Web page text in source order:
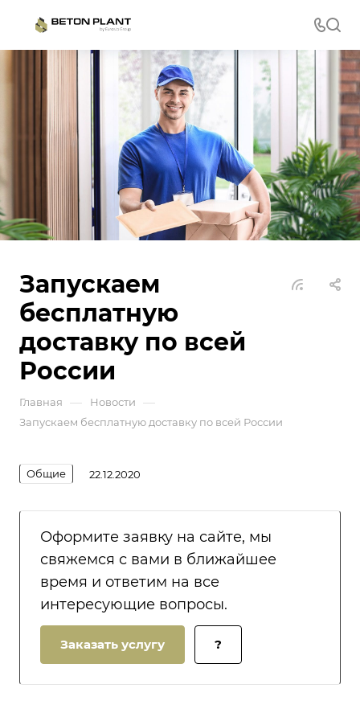
Запускаем
бесплатную
доставку по всей
России
Главная — Новости —
Запускаем бесплатную доставку по всей России
Общие 22.12.2020
Оформите заявку на сайте, мы
свяжемся с вами в ближайшее
время и ответим на все
интересующие вопросы.
Заказать услугу ?